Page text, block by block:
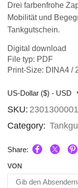
Drei farbenfrohe
Mobilität und
Tankgutschein.
Digital download
File typ: PDF
Print-Size: DINA4 /
US-Dollar ($) - USD
SKU: 2301300001
Category:
Share:
VON